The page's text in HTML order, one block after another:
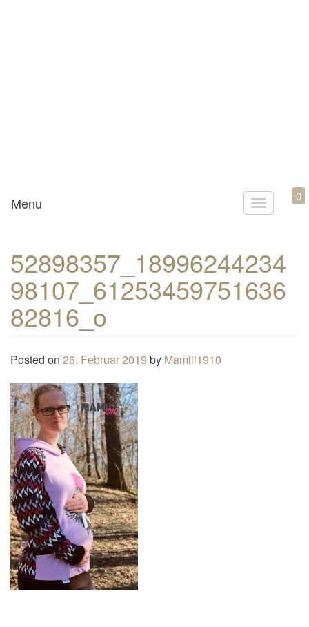
Mamili1910
T
g
l
e
Menu 0
52898357_18996244234
98107_61253459751636
82816_o
Posted on 26. Februar 2019 by Mamili1910